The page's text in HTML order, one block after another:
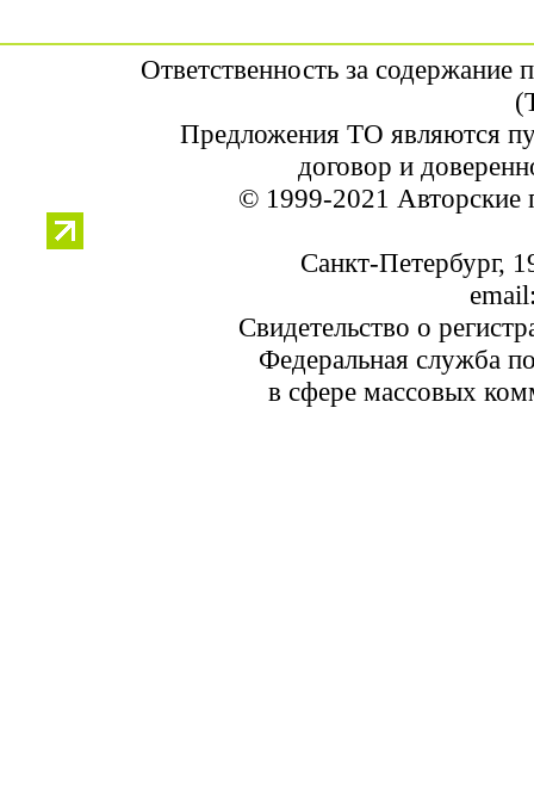
Ответственность за
Предложения ТО являются
договор и
© 1999-2021
Санкт-Петербург,
Свидетельство о
Федеральная служба
в сфере массовых